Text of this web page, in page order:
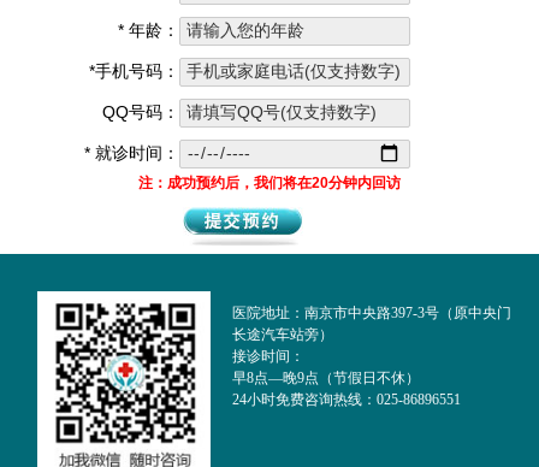
* 年龄：
*手机号码：
QQ号码：
* 就诊时间：
注：成功预约后，我们将在20分钟内回访
医院地址：南京市中央路397-3号（原中央门
长途汽车站旁）
接诊时间：
早8点—晚9点（节假日不休）
24小时免费咨询热线：025-86896551